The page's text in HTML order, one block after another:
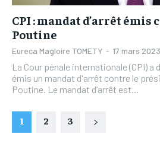
CPI : mandat d’arrêt
Poutine
Eureca Magloire TOMETY - 17 mars 2023
La Cour pénale internationale (CPI) a
émis un mandat d'arrêt contre le
Poutine. Le mandat d’arrêt est...
1 2 3